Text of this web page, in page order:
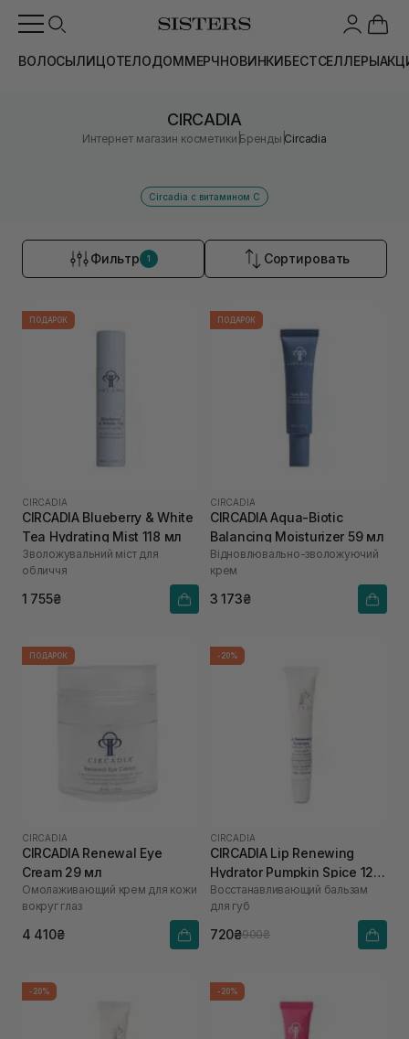
ВОЛОСЫЛИЦОТЕЛОДОММЕРЧНОВИНКИБЕСТСЕЛЛЕРЫ
CIRCADIA
Интернет магазин косметики |Бренды |Circadia
Circadia с витамином С
Фильтр 1 Сортировать
ПОДАРОК
CIRCADIA
CIRCADIA Blueberry & White
Tea Hydrating Mist 118 мл
Зволожувальний міст для
обличчя
1 755₴
ПОДАРОК
CIRCADIA
CIRCADIA Aqua-Biotic
Balancing Moisturizer 59 мл
Відновлювально-зволожуючий
крем
3 173₴
ПОДАРОК
CIRCADIA
CIRCADIA Renewal Eye
Cream 29 мл
Омолаживающий крем для кожи
вокруг глаз
4 410₴
-20%
CIRCADIA
CIRCADIA Lip Renewing
Hydrator Pumpkin Spice 12
мл
Восстанавливающий бальзам
для губ
720₴900₴
-20% -20%